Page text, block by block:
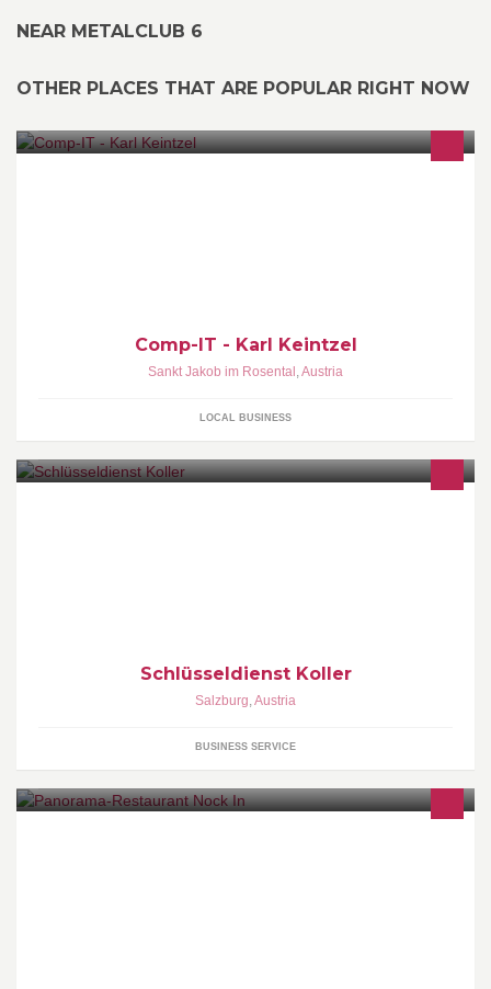
NEAR METALCLUB 6
OTHER PLACES THAT ARE POPULAR RIGHT NOW
Comp-IT - Karl Keintzel
Sankt Jakob im Rosental ,Austria
LOCAL BUSINESS
Schlüsseldienst Koller
Salzburg,Austria
BUSINESS SERVICE